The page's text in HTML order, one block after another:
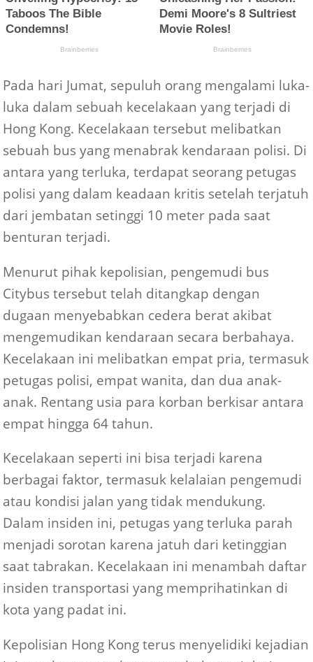
Pada hari Jumat, sepuluh orang mengalami luka-
luka dalam sebuah kecelakaan yang terjadi di
Hong Kong. Kecelakaan tersebut melibatkan
sebuah bus yang menabrak kendaraan polisi. Di
antara yang terluka, terdapat seorang petugas
polisi yang dalam keadaan kritis setelah terjatuh
dari jembatan setinggi 10 meter pada saat
benturan terjadi.
Menurut pihak kepolisian, pengemudi bus
Citybus tersebut telah ditangkap dengan
dugaan menyebabkan cedera berat akibat
mengemudikan kendaraan secara berbahaya.
Kecelakaan ini melibatkan empat pria, termasuk
petugas polisi, empat wanita, dan dua anak-
anak. Rentang usia para korban berkisar antara
empat hingga 64 tahun.
Kecelakaan seperti ini bisa terjadi karena
berbagai faktor, termasuk kelalaian pengemudi
atau kondisi jalan yang tidak mendukung.
Dalam insiden ini, petugas yang terluka parah
menjadi sorotan karena jatuh dari ketinggian
saat tabrakan. Kecelakaan ini menambah daftar
insiden transportasi yang memprihatinkan di
kota yang padat ini.
Kepolisian Hong Kong terus menyelidiki kejadian